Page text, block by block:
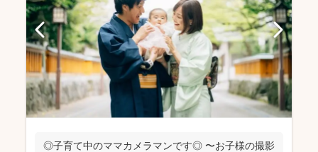
◎子育て中のママカメラマンです◎ 〜お子様の撮影